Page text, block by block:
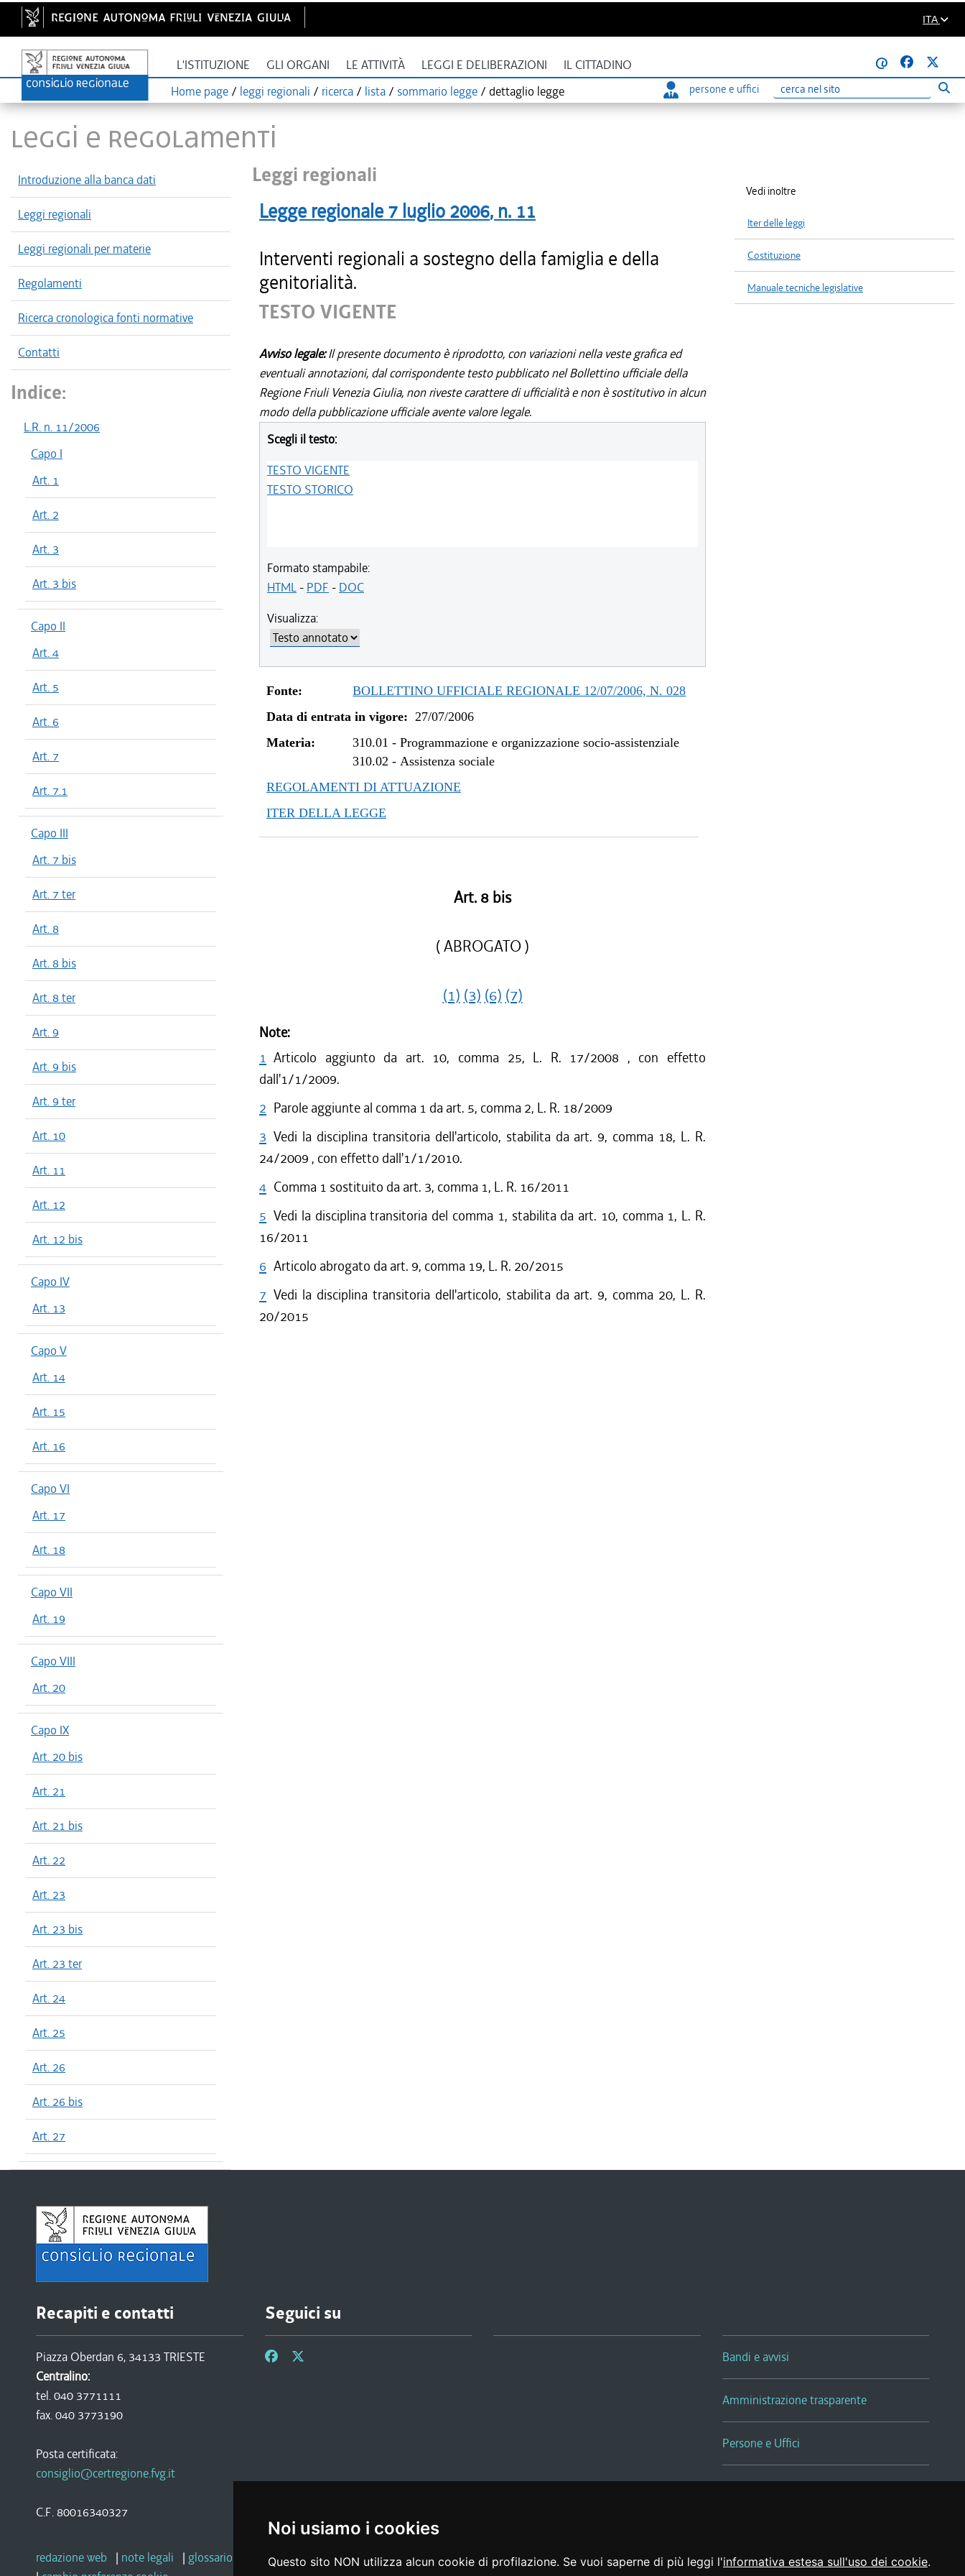
Noi usiamo i cookies
Questo sito NON utilizza alcun cookie di profilazione. Se vuoi saperne di più leggi l'informativa estesa sull'uso dei cookie.
ITA
L'ISTITUZIONE GLI ORGANI LE ATTIVITÀ LEGGI E DELIBERAZIONI IL CITTADINO
@
Home page / leggi regionali / ricerca / lista / sommario legge / dettaglio legge persone e uffici
Ricerca
LEGGI E REGOLAMENTI
Introduzione alla banca dati
Leggi regionali
Leggi regionali per materie
Regolamenti
Ricerca cronologica fonti normative
Contatti
Indice:
L.R. n. 11/2006
Capo I
Art. 1
Art. 2
Art. 3
Art. 3 bis
Capo II
Art. 4
Art. 5
Art. 6
Art. 7
Art. 7.1
Capo III
Art. 7 bis
Art. 7 ter
Art. 8
Art. 8 bis
Art. 8 ter
Art. 9
Art. 9 bis
Art. 9 ter
Art. 10
Art. 11
Art. 12
Art. 12 bis
Capo IV
Art. 13
Capo V
Art. 14
Art. 15
Art. 16
Capo VI
Art. 17
Art. 18
Capo VII
Art. 19
Capo VIII
Art. 20
Capo IX
Art. 20 bis
Art. 21
Art. 21 bis
Art. 22
Art. 23
Art. 23 bis
Art. 23 ter
Art. 24
Art. 25
Art. 26
Art. 26 bis
Art. 27
Leggi regionali
Legge regionale 7 luglio 2006, n. 11
Interventi regionali a sostegno della famiglia e della
genitorialità.
TESTO VIGENTE
Avviso legale:Il presente documento è riprodotto, con variazioni nella veste grafica ed
eventuali annotazioni, dal corrispondente testo pubblicato nel Bollettino ufficiale della
Regione Friuli Venezia Giulia, non riveste carattere di ufficialità e non è sostitutivo in alcun
modo della pubblicazione ufficiale avente valore legale.
Scegli il testo:
TESTO VIGENTE
TESTO STORICO
Formato stampabile:
HTML- PDF - DOC
Visualizza:
Fonte:
BOLLETTINO UFFICIALE REGIONALE 12/07/2006, N. 028
Data di entrata in vigore: 27/07/2006
Materia:
310.01 -Programmazione e organizzazione socio-assistenziale
310.02 -Assistenza sociale
REGOLAMENTI DI ATTUAZIONE
ITER DELLA LEGGE
Art. 8 bis
( ABROGATO )
(1) (3) (6) (7)
Note:
1 Articolo aggiunto da art. 10, comma 25, L. R. 17/2008 , con effetto
dall'1/1/2009.
2 Parole aggiunte al comma 1 da art. 5, comma 2, L. R. 18/2009
3 Vedi la disciplina transitoria dell'articolo, stabilita da art. 9, comma 18, L. R.
24/2009 , con effetto dall'1/1/2010.
4 Comma 1 sostituito da art. 3, comma 1, L. R. 16/2011
5 Vedi la disciplina transitoria del comma 1, stabilita da art. 10, comma 1, L. R.
16/2011
6 Articolo abrogato da art. 9, comma 19, L. R. 20/2015
7 Vedi la disciplina transitoria dell'articolo, stabilita da art. 9, comma 20, L. R.
20/2015
Vedi inoltre
Iter delle leggi
Costituzione
Manuale tecniche legislative
Recapiti e contatti
Piazza Oberdan 6, 34133 TRIESTE
Centralino:
tel. 040 3771111
fax. 040 3773190
Posta certificata:
consiglio@certregione.fvg.it
C.F. 80016340327
Seguici su
Bandi e avvisi
Amministrazione trasparente
Persone e Uffici
Sala Tiziano Tessitori
redazione web | note legali | glossario privacy |social media policy | dichiarazione di accessibilità | feedback
Realizzato da